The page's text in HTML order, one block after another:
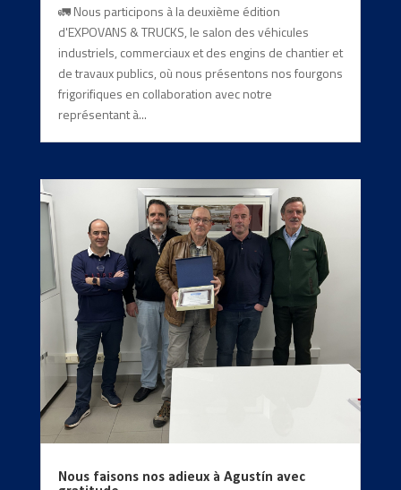
🚛 Nous participons à la deuxième édition
d'EXPOVANS & TRUCKS, le salon des véhicules
industriels, commerciaux et des engins de chantier et
de travaux publics, où nous présentons nos fourgons
frigorifiques en collaboration avec notre
représentant à...
Nous faisons nos adieux à Agustín avec